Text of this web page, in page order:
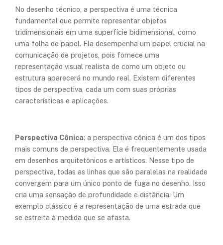
No desenho técnico, a perspectiva é uma técnica
fundamental que permite representar objetos
tridimensionais em uma superfície bidimensional, como
uma folha de papel. Ela desempenha um papel crucial na
comunicação de projetos, pois fornece uma
representação visual realista de como um objeto ou
estrutura aparecerá no mundo real. Existem diferentes
tipos de perspectiva, cada um com suas próprias
características e aplicações.
Perspectiva Cônica: a perspectiva cônica é um dos tipos
mais comuns de perspectiva. Ela é frequentemente usada
em desenhos arquitetônicos e artísticos. Nesse tipo de
perspectiva, todas as linhas que são paralelas na realidade
convergem para um único ponto de fuga no desenho. Isso
cria uma sensação de profundidade e distância. Um
exemplo clássico é a representação de uma estrada que
se estreita à medida que se afasta.